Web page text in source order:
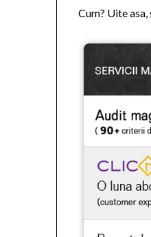
Cum? Uite